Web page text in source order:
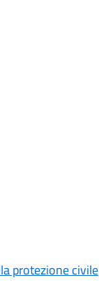
protezione civile